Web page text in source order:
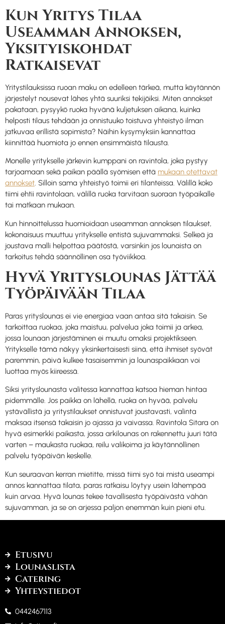
Kun Yritys Tilaa
Useamman Annoksen,
Yksityiskohdat
Ratkaisevat
Yritystilauksissa ruoan maku on edelleen tärkeä, mutta käytännön
järjestelyt nousevat lähes yhtä suuriksi tekijöiksi. Miten annokset
pakataan, pysyykö ruoka hyvänä kuljetuksen aikana, kuinka
helposti tilaus tehdään ja onnistuuko toistuva yhteistyö ilman
jatkuvaa erillistä sopimista? Näihin kysymyksiin kannattaa
kiinnittää huomiota jo ennen ensimmäistä tilausta.
Monelle yritykselle järkevin kumppani on ravintola, joka pystyy
tarjoamaan sekä paikan päällä syömisen että mukaan otettavat
annokset. Silloin sama yhteistyö toimii eri tilanteissa. Välillä koko
tiimi ehtii ravintolaan, välillä ruoka tarvitaan suoraan työpaikalle
tai matkaan mukaan.
Kun hinnoittelussa huomioidaan useamman annoksen tilaukset,
kokonaisuus muuttuu yritykselle entistä sujuvammaksi. Selkeä ja
joustava malli helpottaa päätöstä, varsinkin jos lounaista on
tarkoitus tehdä säännöllinen osa työviikkoa.
Hyvä Yrityslounas Jättää
Työpäivään Tilaa
Paras yrityslounas ei vie energiaa vaan antaa sitä takaisin. Se
tarkoittaa ruokaa, joka maistuu, palvelua joka toimii ja arkea,
jossa lounaan järjestäminen ei muutu omaksi projektikseen.
Yritykselle tämä näkyy yksinkertaisesti siinä, että ihmiset syövät
paremmin, päivä kulkee tasaisemmin ja lounaspaikkaan voi
luottaa myös kiireessä.
Siksi yrityslounasta valitessa kannattaa katsoa hieman hintaa
pidemmälle. Jos paikka on lähellä, ruoka on hyvää, palvelu
ystävällistä ja yritystilaukset onnistuvat joustavasti, valinta
maksaa itsensä takaisin jo ajassa ja vaivassa. Ravintola Sitara on
hyvä esimerkki paikasta, jossa arkilounas on rakennettu juuri tätä
varten – maukasta ruokaa, reilu valikoima ja käytännöllinen
palvelu työpäivän keskelle.
Kun seuraavan kerran mietitte, missä tiimi syö tai mistä useampi
annos kannattaa tilata, paras ratkaisu löytyy usein lähempää
kuin arvaa. Hyvä lounas tekee tavallisesta työpäivästä vähän
sujuvamman, ja se on arjessa paljon enemmän kuin pieni etu.
0442467113
Etusivu
Lounaslista
Catering
Yhteystiedot